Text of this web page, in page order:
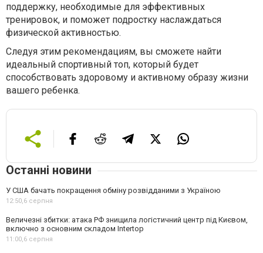
поддержку, необходимые для эффективных
тренировок, и поможет подростку наслаждаться
физической активностью.
Следуя этим рекомендациям, вы сможете найти
идеальный спортивный топ, который будет
способствовать здоровому и активному образу жизни
вашего ребенка.
Останні новини
У США бачать покращення обміну розвідданими з Україною
12:50,6 серпня
Величезні збитки: атака РФ знищила логістичний центр під Києвом,
включно з основним складом Intertop
11:00,6 серпня